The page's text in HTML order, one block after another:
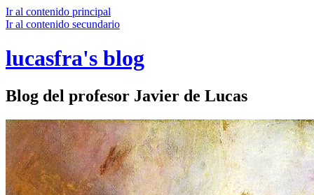
Ir al contenido principal
Ir al contenido secundario
lucasfra's blog
Blog del profesor Javier de Lucas